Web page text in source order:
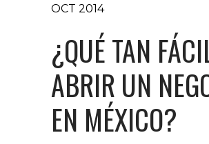
OCT 2014
¿QUÉ TAN
ABRIR UN
EN MÉXICO?